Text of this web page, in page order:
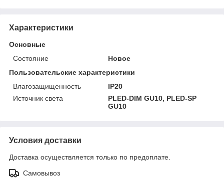
Характеристики
Основные
Состояние
Новое
Пользовательские характеристики
Влагозащищенность
IP20
Источник света
PLED-DIM GU10, PLED-SP
GU10
Условия доставки
Доставка осуществляется только по предоплате.
Самовывоз